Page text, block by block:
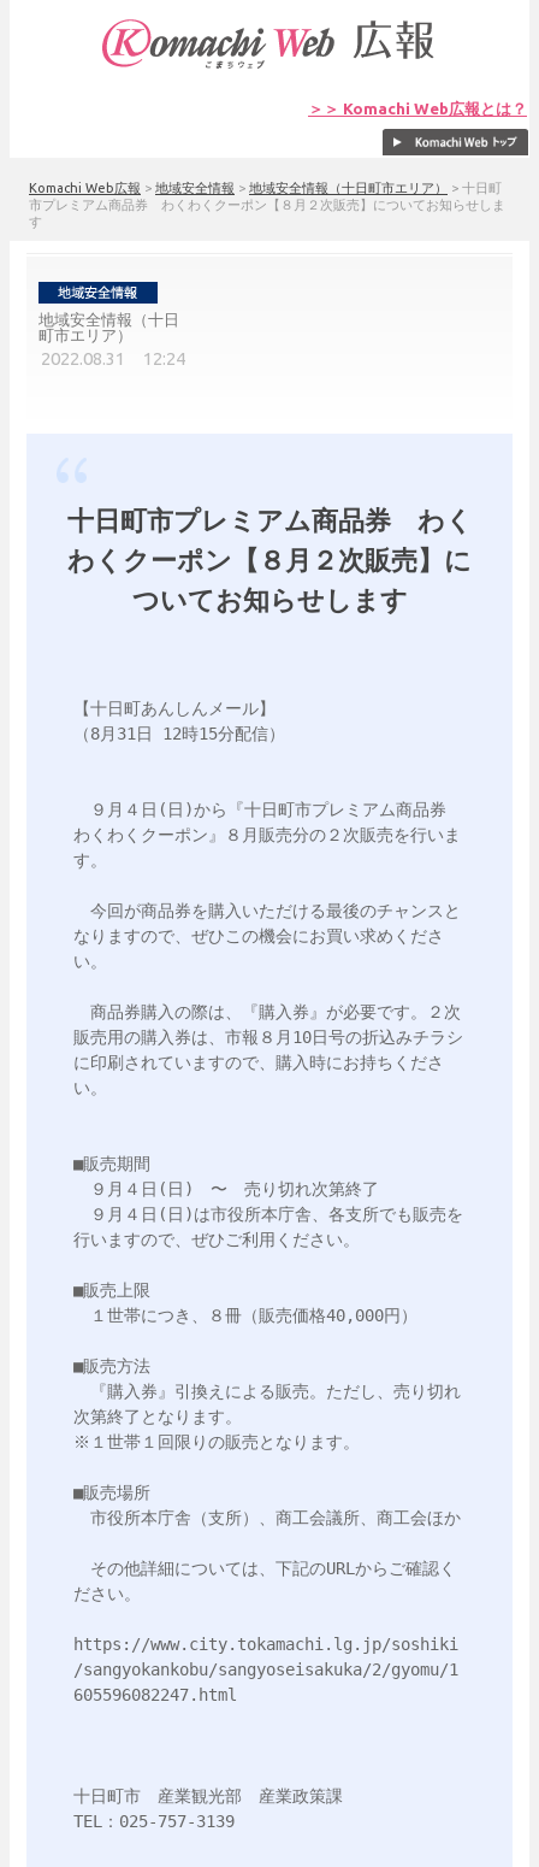
＞＞ Komachi Web広報とは？
Komachi Web広報 > 地域安全情報 > 地域安全情報（十日町市エリア） > 十日町
市プレミアム商品券 わくわくクーポン【８月２次販売】についてお知らせしま
す
地域安全情報（十日
町市エリア）
2022.08.31 12:24
十日町市プレミアム商品券 わく
わくクーポン【８月２次販売】に
ついてお知らせします
【十日町あんしんメール】
（8月31日 12時15分配信）
９月４日(日)から『十日町市プレミアム商品券
わくわくクーポン』８月販売分の２次販売を行いま
す。
今回が商品券を購入いただける最後のチャンスと
なりますので、ぜひこの機会にお買い求めくださ
い。
商品券購入の際は、『購入券』が必要です。２次
販売用の購入券は、市報８月10日号の折込みチラシ
に印刷されていますので、購入時にお持ちくださ
い。
■販売期間
９月４日(日)　〜　売り切れ次第終了
９月４日(日)は市役所本庁舎、各支所でも販売を
行いますので、ぜひご利用ください。
■販売上限
１世帯につき、８冊（販売価格40,000円）
■販売方法
『購入券』引換えによる販売。ただし、売り切れ
次第終了となります。
※１世帯１回限りの販売となります。
■販売場所
市役所本庁舎（支所）、商工会議所、商工会ほか
その他詳細については、下記のURLからご確認く
ださい。
https://www.city.tokamachi.lg.jp/soshiki
/sangyokankobu/sangyoseisakuka/2/gyomu/1
605596082247.html
十日町市　産業観光部　産業政策課
TEL：025-757-3139